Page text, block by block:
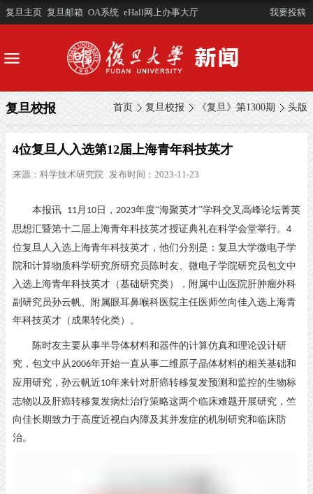
复旦主页 复旦邮箱 OA系统 eHall网上办事大厅 我要投稿
首页 复旦校报 《复旦》第1300期 头版
复旦校报
4位复旦人入选第12届上海青年科技英才
来源： 科学技术研究院 发布时间：2023-11-23
本报讯 11月 10 日， 2023年度“海聚英才”学科交叉高峰论坛菁英
思想汇暨第十二届上海青年科技英才授证典礼在科学会堂举行。 4
位复旦人入选上海青年科技英才，他们分别是：复旦大学微电子学
院和计算物质科学研究所研究员陈时友、微电子学院研究员包文中
入选上海青年科技英才（基础研究类），附属中山医院肝肿瘤外科
副研究员孙云帆、附属眼耳鼻喉科医院主任医师竺向佳入选上海青
年科技英才（成果转化类）。
陈时友主要从事半导体材料和器件的计算仿真和理论设计研
究，包文中从2006年开始一直从事二维原子晶体材料的相关基础和
应用研究，孙云帆近10年来针对肝癌转移复发预测和监控的生物标
志物以及肝癌转移复发病灶治疗策略这两个临床难题开展研究，竺
向佳长期致力于高度近视白内障及其并发症的机制研究和临床防
治。